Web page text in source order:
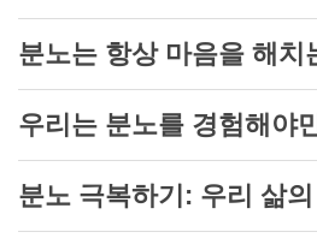
분노는 항상 마음을 해치
우리는 분노를 경험해야
분노 극복하기: 우리 삶